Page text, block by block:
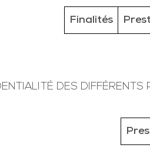
Finalités
DES